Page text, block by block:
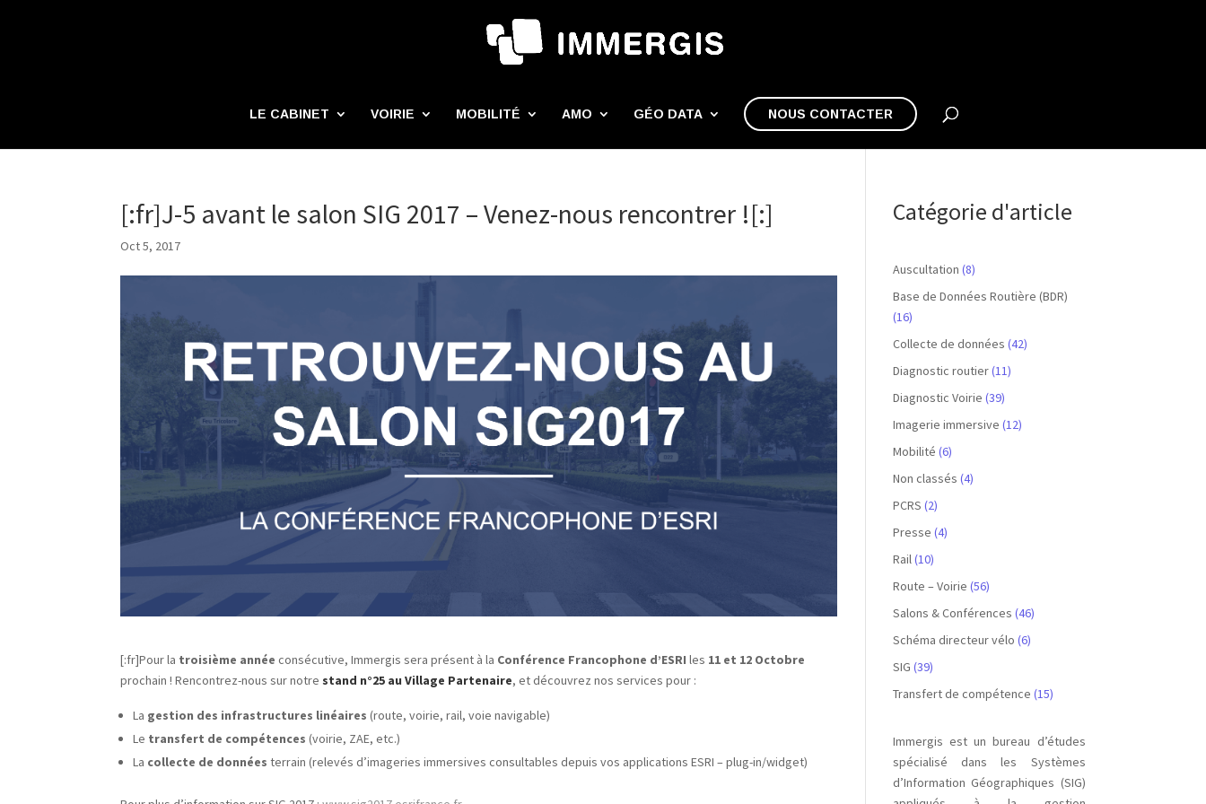
LE CABINET VOIRIE MOBILITÉ AMO GÉO DATA NOUS CONTACTER
[:fr]J-5 avant le salon SIG 2017 – Venez-nous rencontrer ![:]
Oct 5, 2017
[:fr]Pour la troisième année consécutive, Immergis sera présent à la Conférence Francophone d’ESRI les 11 et 12 Octobre
prochain ! Rencontrez-nous sur notre stand n°25 au Village Partenaire, et découvrez nos services pour :
La gestion des infrastructures linéaires (route, voirie, rail, voie navigable)
Le transfert de compétences (voirie, ZAE, etc.)
La collecte de données terrain (relevés d’imageries immersives consultables depuis vos applications ESRI – plug-in/widget)
Catégorie d'article
Auscultation (8)
Base de Données Routière (BDR)
(16)
Collecte de données (42)
Diagnostic routier(11)
Diagnostic Voirie (39)
Imagerie immersive (12)
Mobilité (6)
Non classés (4)
PCRS (2)
Presse (4)
Rail(10)
Route – Voirie (56)
Salons & Conférences (46)
Schéma directeur vélo (6)
SIG (39)
Transfert de compétence (15)
Immergis est un bureau d’études
spécialisé dans les Systèmes
d’Information Géographiques (SIG)